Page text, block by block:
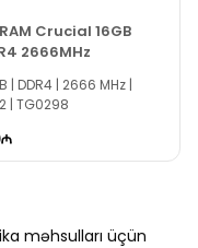
Crucial 16GB
2666MHz
| DDR4 | 2666 MHz |
| TG0298
məhsulları üçün